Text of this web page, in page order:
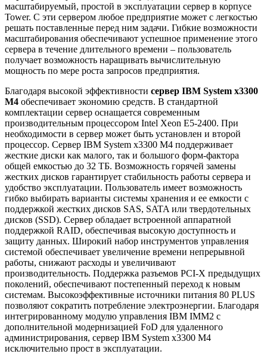
масштабируемый, простой в эксплуатации сервер в корпусе
Tower. С эти сервером любое предприятие может с легкостью
решать поставленные перед ним задачи. Гибкие возможности
масштабирования обеспечивают успешное применение этого
сервера в течение длительного времени – пользователь
получает возможность наращивать вычислительную
мощность по мере роста запросов предприятия.
Благодаря высокой эффективности сервер IBM System x3300
M4 обеспечивает экономию средств. В стандартной
комплектации сервер оснащается современным
производительным процессором Intel Xeon E5-2400. При
необходимости в сервер может быть установлен и второй
процессор. Сервер IBM System x3300 M4 поддерживает
жесткие диски как малого, так и большого форм-фактора
общей емкостью до 32 ТБ. Возможность горячей замены
жестких дисков гарантирует стабильность работы сервера и
удобство эксплуатации. Пользователь имеет возможность
гибко выбирать варианты системы хранения и ее емкости с
поддержкой жестких дисков SAS, SATA или твердотельных
дисков (SSD). Сервер обладает встроенной аппаратной
поддержкой RAID, обеспечивая высокую доступность и
защиту данных. Широкий набор инструментов управления
системой обеспечивает увеличение времени непрерывной
работы, снижают расходы и увеличивают
производительность. Поддержка разъемов PCI-X предыдущих
поколений, обеспечивают постепенный переход к новым
системам. Высокоэффективные источники питания 80 PLUS
позволяют сократить потребление электроэнергии. Благодаря
интегрированному модулю управления IBM IMM2 с
дополнительной модернизацией FoD для удаленного
администрирования, сервер IBM System x3300 M4
исключительно прост в эксплуатации.